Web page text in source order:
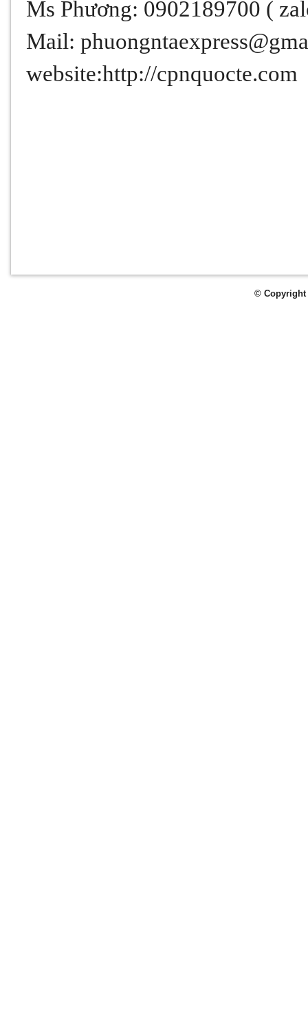
Ms Phương: 0902189700 (
Mail:
website:http://cpnquocte.com
© Copyright